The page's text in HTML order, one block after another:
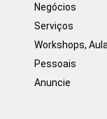
Negócios
Serviços
Workshops,
Pessoais
Anuncie